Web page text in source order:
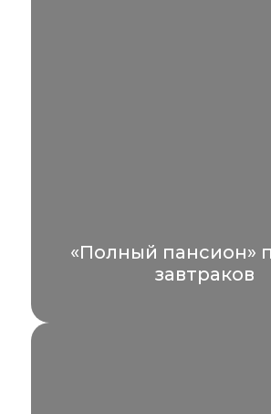
«Полный пансион»
завтраков